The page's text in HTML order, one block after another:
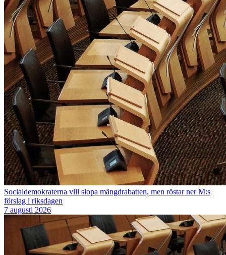
Socialdemokraterna vill slopa mängdrabatten, men röstar ner M:s
förslag i riksdagen
7 augusti 2026